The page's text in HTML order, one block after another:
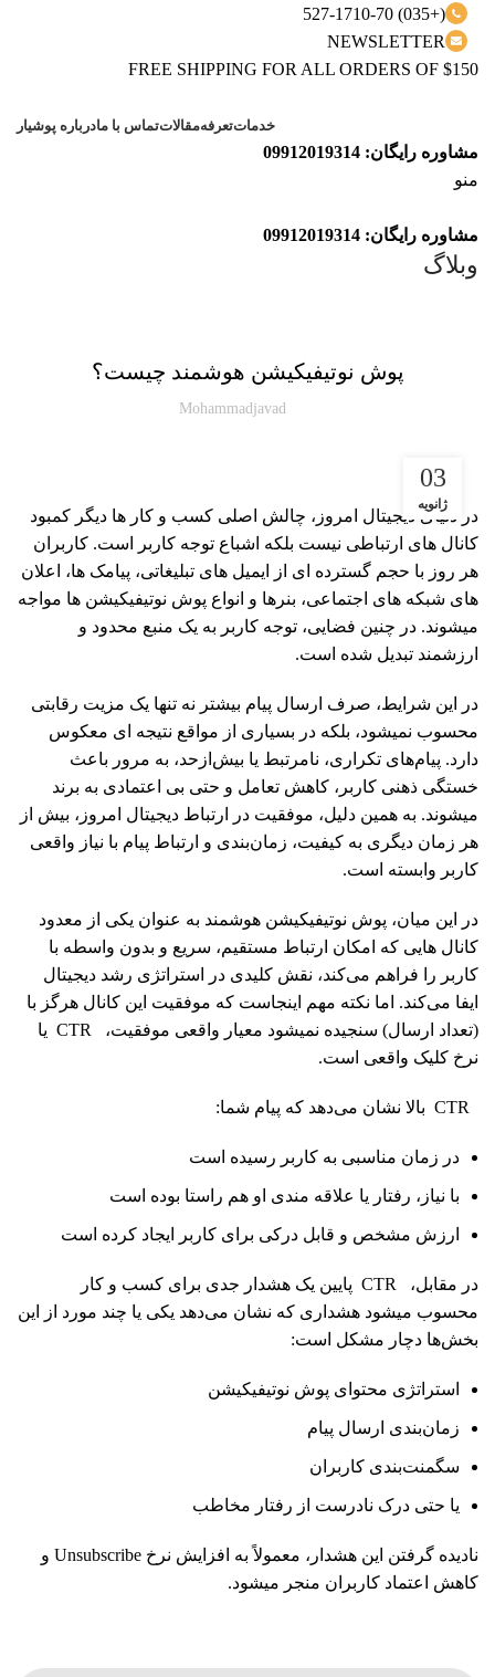
(+035) 527-1710-70
NEWSLETTER
FREE SHIPPING FOR ALL ORDERS OF $150
خدماتتعرفهمقالاتتماس با مادرباره پوشیار
مشاوره رایگان: 09912019314
منو
مشاوره رایگان: 09912019314
وبلاگ
پوش نوتیفیکیشن هوشمند چیست؟
Mohammadjavad
03
ژانویه
در دنیای دیجیتال امروز، چالش اصلی کسب و کار ها دیگر کمبود
کانال های ارتباطی نیست بلکه اشباع توجه کاربر است. کاربران
هر روز با حجم گسترده ای از ایمیل های تبلیغاتی، پیامک ها، اعلان
های شبکه های اجتماعی، بنرها و انواع پوش نوتیفیکیشن ها مواجه
میشوند. در چنین فضایی، توجه کاربر به یک منبع محدود و
ارزشمند تبدیل شده است.
در این شرایط، صرف ارسال پیام بیشتر نه تنها یک مزیت رقابتی
محسوب نمیشود، بلکه در بسیاری از مواقع نتیجه ای معکوس
دارد. پیام‌های تکراری، نامرتبط یا بیش‌ازحد، به مرور باعث
خستگی ذهنی کاربر، کاهش تعامل و حتی بی اعتمادی به برند
میشوند. به همین دلیل، موفقیت در ارتباط دیجیتال امروز، بیش از
هر زمان دیگری به کیفیت، زمان‌بندی و ارتباط پیام با نیاز واقعی
کاربر وابسته است.
در این میان، پوش نوتیفیکیشن هوشمند به‌ عنوان یکی از معدود
کانال هایی که امکان ارتباط مستقیم، سریع و بدون واسطه با
کاربر را فراهم می‌کند، نقش کلیدی در استراتژی رشد دیجیتال
ایفا می‌کند. اما نکته مهم اینجاست که موفقیت این کانال هرگز با
(تعداد ارسال) سنجیده نمیشود معیار واقعی موفقیت، CTR یا
نرخ کلیک واقعی است.
در زمان مناسبی به کاربر رسیده است
با نیاز، رفتار یا علاقه مندی او هم راستا بوده است
ارزش مشخص و قابل درکی برای کاربر ایجاد کرده است
در مقابل، CTR پایین یک هشدار جدی برای کسب و کار
محسوب میشود هشداری که نشان می‌دهد یکی یا چند مورد از این
بخش‌ها دچار مشکل است:
استراتژی محتوای پوش نوتیفیکیشن
زمان‌بندی ارسال پیام
سگمنت‌بندی کاربران
یا حتی درک نادرست از رفتار مخاطب
نادیده گرفتن این هشدار، معمولاً به افزایش نرخ Unsubscribe و
کاهش اعتماد کاربران منجر میشود.